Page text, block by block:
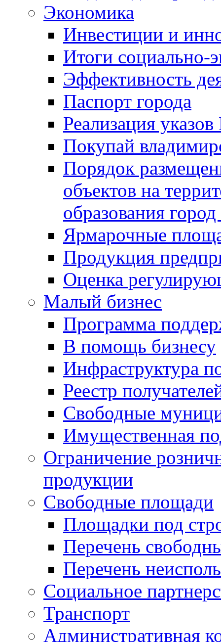
Экономика
Инвестиции и
Итоги социально-
Эффективность
Паспорт города
Реализация
Покупай
Порядок
объектов на
образования
Ярмарочные
Продукция
Оценка
Малый бизнес
Программа
В помощь бизнесу
Инфраструктура
Реестр
Свободные
Имущественная
Ограничение
продукции
Свободные площади
Площадки под
Перечень
Перечень
Социальное
Транспорт
Административная